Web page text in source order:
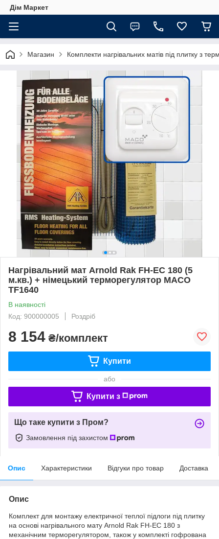
Дім Маркет
Магазин Комплекти нагрівальних матів під плитку з
Нагрівальний мат Arnold Rak FH-EC 180 (5
м.кв.) + німецький терморегулятор MACO
TF1640
В наявності
Код: 900000005
Роздріб
8 154 ₴/комплект
Купити
або
Купити з
Що таке купити з Пром?
Замовлення під захистом
Опис Характеристики Відгуки про товар Доставка
Опис
Комплект для монтажу електричної теплої підлоги під плитку
на основі нагрівального мату Arnold Rak FH-EC 180 з
механічним терморегулятором, також у комплекті гофрована